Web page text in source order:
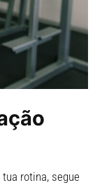
rotina, segue